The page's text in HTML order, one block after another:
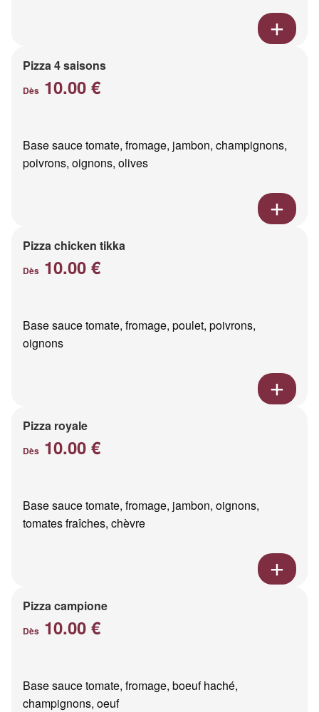
Pizza 4 saisons
Dès 10.00 €
Base sauce tomate, fromage, jambon, champignons,
poivrons, oignons, olives
Pizza chicken tikka
Dès 10.00 €
Base sauce tomate, fromage, poulet, poivrons,
oignons
Pizza royale
Dès 10.00 €
Base sauce tomate, fromage, jambon, oignons,
tomates fraîches, chèvre
Pizza campione
Dès 10.00 €
Base sauce tomate, fromage, boeuf haché,
champignons, oeuf